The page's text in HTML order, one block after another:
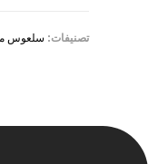
تصنيفات: سلعوس